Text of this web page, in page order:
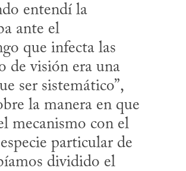
entendí la
ante el
que infecta las
de visión era una
ser sistemático”,
la manera en que
mecanismo con el
particular de
dividido el